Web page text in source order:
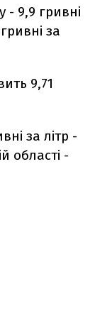
9,9 гривні
за
9,71
за літр -
області -